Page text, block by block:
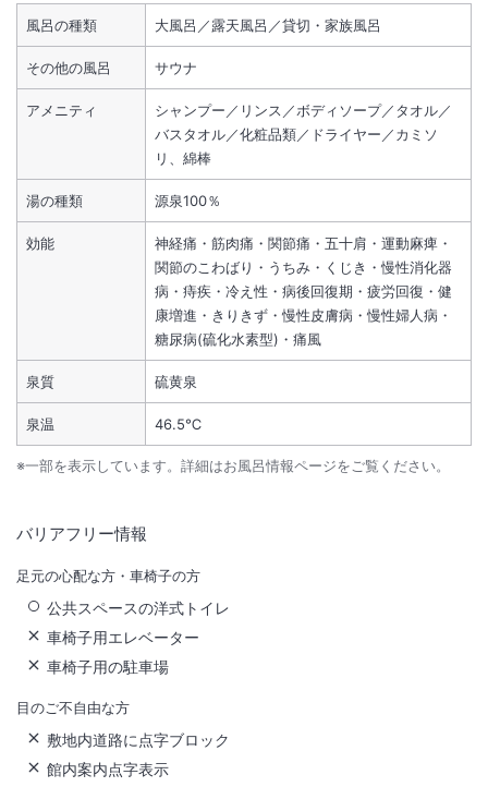
風呂の種類 大風呂／露天風呂／貸切・家族風呂
その他の風呂 サウナ
アメニティ
シャンプー／リンス／ボディソープ／タオル／
バスタオル／化粧品類／ドライヤー／カミソ
リ、綿棒
湯の種類 源泉100％
効能
神経痛・筋肉痛・関節痛・五十肩・運動麻痺・
関節のこわばり・うちみ・くじき・慢性消化器
病・痔疾・冷え性・病後回復期・疲労回復・健
康増進・きりきず・慢性皮膚病・慢性婦人病・
糖尿病(硫化水素型)・痛風
泉質 硫黄泉
泉温 46.5℃
※一部を表示しています。詳細はお風呂情報ページをご覧ください。
バリアフリー情報
足元の心配な方・車椅子の方
公共スペースの洋式トイレ
車椅子用エレベーター
車椅子用の駐車場
目のご不自由な方
敷地内道路に点字ブロック
館内案内点字表示